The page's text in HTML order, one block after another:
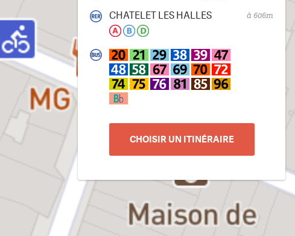
CHATELET LES HALLES à 606m
CHOISIR UN ITINÉRAIRE